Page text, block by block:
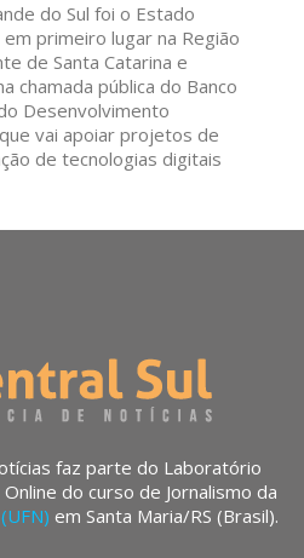
do Sul foi o Estado
primeiro lugar na Região
de Santa Catarina e
chamada pública do Banco
Desenvolvimento
vai apoiar projetos de
de tecnologias digitais
faz parte do Laboratório
do curso de Jornalismo da
em Santa Maria/RS (Brasil).